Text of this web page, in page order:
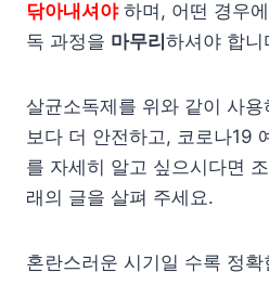
닦아내셔야하며, 어떤 경우
독 과정을 마무리 하셔야 합니
살균소독제를 위와 같이 사
보다 더 안전하고, 코로나19
를 자세히 알고 싶으시다면
래의 글을 살펴 주세요.
혼란스러운 시기일 수록 정